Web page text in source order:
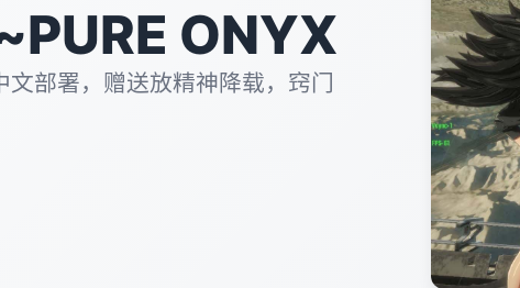
ONYX
文部署，赠送放精神降载，窍门